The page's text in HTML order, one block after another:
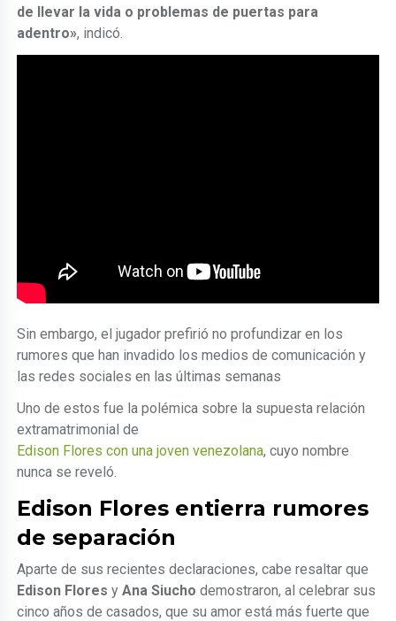
de llevar la vida o problemas de puertas para
adentro», indicó.
Sin embargo, el jugador prefirió no profundizar en los
rumores que han invadido los medios de comunicación y
las redes sociales en las últimas semanas
Uno de estos fue la polémica sobre la supuesta relación
extramatrimonial de
Edison Flores con una joven venezolana, cuyo nombre
nunca se reveló.
Edison Flores entierra rumores
de separación
Aparte de sus recientes declaraciones, cabe resaltar que
Edison FloresyAna Siuchodemostraron, al celebrar sus
cinco años de casados, que su amor está más fuerte que